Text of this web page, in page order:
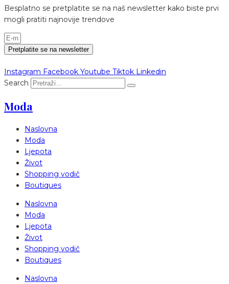
Besplatno se pretplatite se na naš newsletter kako biste prvi
mogli pratiti najnovije trendove
Pretplatite se na newsletter
Instagram Facebook Youtube Tiktok Linkedin
Search
Moda
Naslovna
Moda
Ljepota
Život
Shopping vodič
Boutiques
Naslovna
Moda
Ljepota
Život
Shopping vodič
Boutiques
Naslovna